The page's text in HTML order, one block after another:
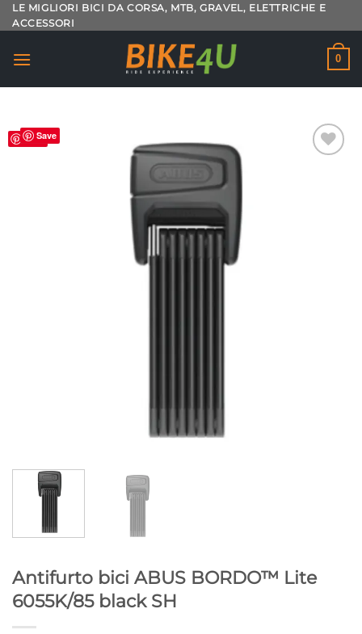
Salta
ai
LE MIGLIORI BICI DA CORSA, MTB, GRAVEL, ELETTRICHE E
ACCESSORI
0
Save
Antifurto bici ABUS BORDO™ Lite
6055K/85 black SH
Save